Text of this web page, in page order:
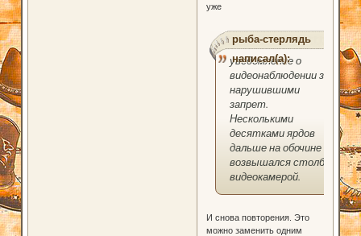
уже
рыба-стерлядь
написал(а):
уведомление о
видеонаблюдении за
нарушившими
запрет.
Несколькими
десятками ярдов
дальше на обочине
возвышался столб с
видеокамерой.
И снова повторения. Это
можно заменить одним